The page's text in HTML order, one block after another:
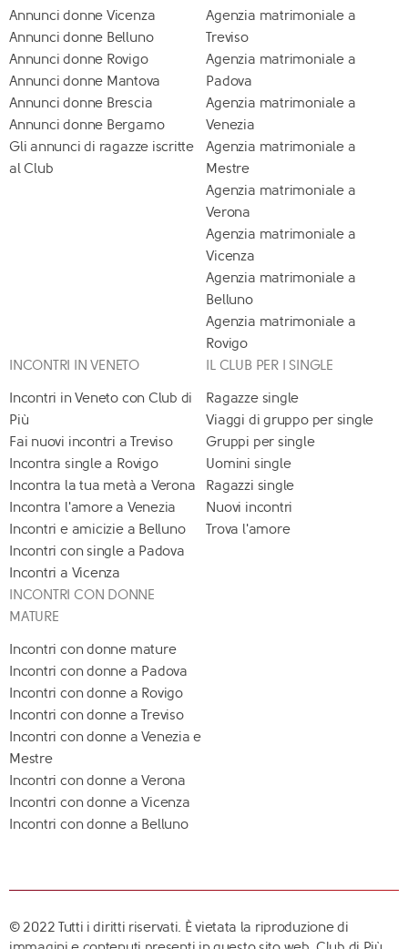
Annunci donne Vicenza
Annunci donne Belluno
Annunci donne Rovigo
Annunci donne Mantova
Annunci donne Brescia
Annunci donne Bergamo
Gli annunci di ragazze iscritte
al Club
Agenzia matrimoniale a
Treviso
Agenzia matrimoniale a
Padova
Agenzia matrimoniale a
Venezia
Agenzia matrimoniale a
Mestre
Agenzia matrimoniale a
Verona
Agenzia matrimoniale a
Vicenza
Agenzia matrimoniale a
Belluno
Agenzia matrimoniale a
Rovigo
INCONTRI IN VENETO
Incontri in Veneto con Club di
Più
Fai nuovi incontri a Treviso
Incontra single a Rovigo
Incontra la tua metà a Verona
Incontra l'amore a Venezia
Incontri e amicizie a Belluno
Incontri con single a Padova
Incontri a Vicenza
IL CLUB PER I SINGLE
Ragazze single
Viaggi di gruppo per single
Gruppi per single
Uomini single
Ragazzi single
Nuovi incontri
Trova l'amore
INCONTRI CON DONNE
MATURE
Incontri con donne mature
Incontri con donne a Padova
Incontri con donne a Rovigo
Incontri con donne a Treviso
Incontri con donne a Venezia e
Mestre
Incontri con donne a Verona
Incontri con donne a Vicenza
Incontri con donne a Belluno
© 2022 Tutti i diritti riservati. È vietata la riproduzione di